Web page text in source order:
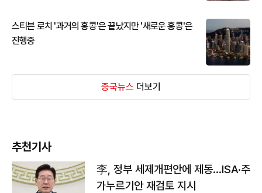
스티븐 로치 '과거의 홍콩'은 끝났지만 '새로운 홍콩'은
진행중
중국뉴스 더보기
추천기사
李, 정부 세제개편안에 제동…ISA·주
가누르기안 재검토 지시